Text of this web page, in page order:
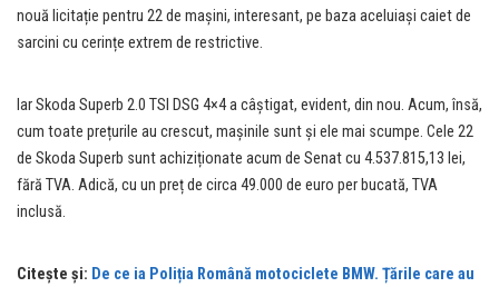
nouă licitație pentru 22 de mașini, interesant, pe baza aceluiași caiet de
sarcini cu cerințe extrem de restrictive.
Iar Skoda Superb 2.0 TSI DSG 4×4 a câștigat, evident, din nou. Acum, însă,
cum toate prețurile au crescut, mașinile sunt și ele mai scumpe. Cele 22
de Skoda Superb sunt achiziționate acum de Senat cu 4.537.815,13 lei,
fără TVA. Adică, cu un preț de circa 49.000 de euro per bucată, TVA
inclusă.
Citește și: De ce ia Poliția Română motociclete BMW. Țările care au